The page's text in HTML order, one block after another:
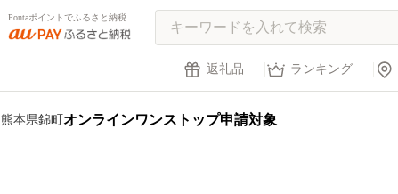
Pontaポイントでふるさと納税
返礼品 ランキング
熊本県錦町 オンラインワンストップ申請対象